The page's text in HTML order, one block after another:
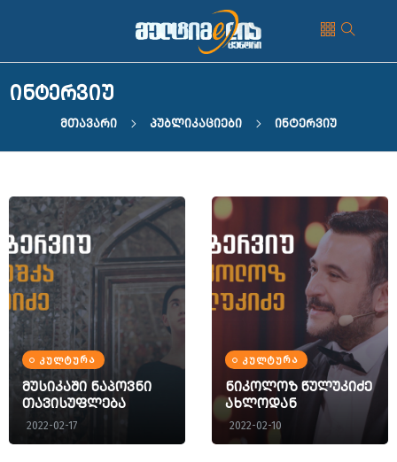
ინტერვიუ
Მთავარი Პუბლიკაციები Ინტერვიუ
ᲙᲣᲚᲢᲣᲠᲐ
მუსიკაში ნაპოვნი
თავისუფლება
2022-02-17
ᲙᲣᲚᲢᲣᲠᲐ
ნიკოლოზ წულუკიძე
ახლოდან
2022-02-10